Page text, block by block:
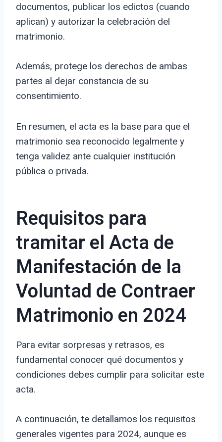
documentos, publicar los edictos (cuando
aplican) y autorizar la celebración del
matrimonio.
Además, protege los derechos de ambas
partes al dejar constancia de su
consentimiento.
En resumen, el acta es la base para que el
matrimonio sea reconocido legalmente y
tenga validez ante cualquier institución
pública o privada.
Requisitos para
tramitar el Acta de
Manifestación de la
Voluntad de Contraer
Matrimonio en 2024
Para evitar sorpresas y retrasos, es
fundamental conocer qué documentos y
condiciones debes cumplir para solicitar este
acta.
A continuación, te detallamos los requisitos
generales vigentes para 2024, aunque es